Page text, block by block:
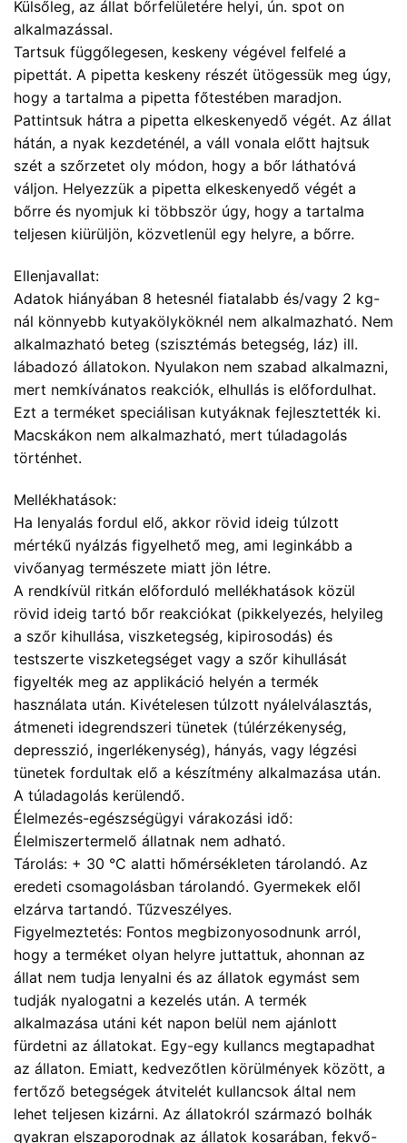
Külsőleg, az állat bőrfelületére helyi, ún. spot on
alkalmazással.
Tartsuk függőlegesen, keskeny végével felfelé a
pipettát. A pipetta keskeny részét ütögessük meg úgy,
hogy a tartalma a pipetta főtestében maradjon.
Pattintsuk hátra a pipetta elkeskenyedő végét. Az állat
hátán, a nyak kezdeténél, a váll vonala előtt hajtsuk
szét a szőrzetet oly módon, hogy a bőr láthatóvá
váljon. Helyezzük a pipetta elkeskenyedő végét a
bőrre és nyomjuk ki többször úgy, hogy a tartalma
teljesen kiürüljön, közvetlenül egy helyre, a bőrre.
Ellenjavallat:
Adatok hiányában 8 hetesnél fiatalabb és/vagy 2 kg-
nál könnyebb kutyakölyköknél nem alkalmazható. Nem
alkalmazható beteg (szisztémás betegség, láz) ill.
lábadozó állatokon. Nyulakon nem szabad alkalmazni,
mert nemkívánatos reakciók, elhullás is előfordulhat.
Ezt a terméket speciálisan kutyáknak fejlesztették ki.
Macskákon nem alkalmazható, mert túladagolás
történhet.
Mellékhatások:
Ha lenyalás fordul elő, akkor rövid ideig túlzott
mértékű nyálzás figyelhető meg, ami leginkább a
vivőanyag természete miatt jön létre.
A rendkívül ritkán előforduló mellékhatások közül
rövid ideig tartó bőr reakciókat (pikkelyezés, helyileg
a szőr kihullása, viszketegség, kipirosodás) és
testszerte viszketegséget vagy a szőr kihullását
figyelték meg az applikáció helyén a termék
használata után. Kivételesen túlzott nyálelválasztás,
átmeneti idegrendszeri tünetek (túlérzékenység,
depresszió, ingerlékenység), hányás, vagy légzési
tünetek fordultak elő a készítmény alkalmazása után.
A túladagolás kerülendő.
Élelmezés-egészségügyi várakozási idő:
Élelmiszertermelő állatnak nem adható.
Tárolás: + 30 °C alatti hőmérsékleten tárolandó. Az
eredeti csomagolásban tárolandó. Gyermekek elől
elzárva tartandó. Tűzveszélyes.
Figyelmeztetés: Fontos megbizonyosodnunk arról,
hogy a terméket olyan helyre juttattuk, ahonnan az
állat nem tudja lenyalni és az állatok egymást sem
tudják nyalogatni a kezelés után. A termék
alkalmazása utáni két napon belül nem ajánlott
fürdetni az állatokat. Egy-egy kullancs megtapadhat
az állaton. Emiatt, kedvezőtlen körülmények között, a
fertőző betegségek átvitelét kullancsok által nem
lehet teljesen kizárni. Az állatokról származó bolhák
gyakran elszaporodnak az állatok kosarában, fekvő-